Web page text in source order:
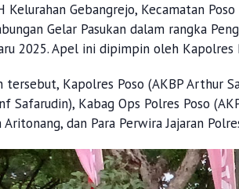
Kelurahan Gebangrejo, Kecamatan
Gelar Pasukan dalam rangka
2025. Apel ini dipimpin oleh Kapolres
Kapolres Poso (AKBP Arthur
Safarudin), Kabag Ops Polres Poso
Aritonang, dan Para Perwira Jajaran